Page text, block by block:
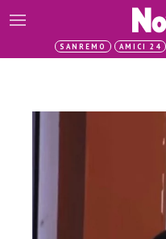
SANREMO AMICI 24